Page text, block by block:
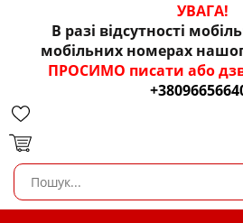
УВАГА!
В разі відсутності
мобільних номерах
ПРОСИМО писати або